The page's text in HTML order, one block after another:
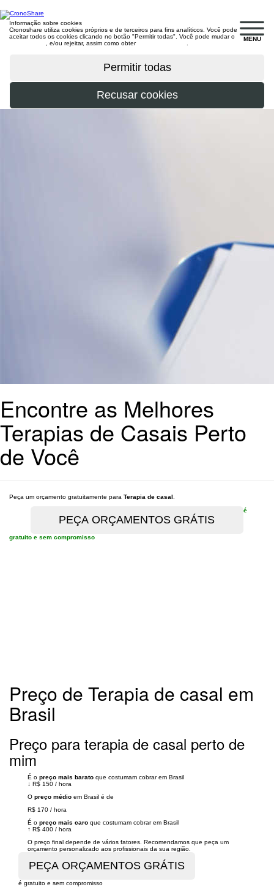
MENU
Informação sobre cookies
Cronoshare utiliza cookies próprios e de terceiros para fins analíticos. Você pode
aceitar todos os cookies clicando no botão "Permitir todas". Você pode mudar o
, e/ou rejeitar, assim como obter
Encontre as Melhores
Terapias de Casais Perto
de Você
Peça um orçamento gratuitamente para Terapia de casal
é
gratuito e sem compromisso
Preço de Terapia de casal em
Brasil
Preço para terapia de casal perto de
mim
É o preço mais barato que costumam cobrar em Brasil
↓ R$ 150 / hora
O preço médio em Brasil é de
R$ 170 / hora
É o preço mais caro que costumam cobrar em Brasil
↑ R$ 400 / hora
O preço final depende de vários fatores. Recomendamos que peça um
orçamento personalizado aos profissionais da sua região.
é gratuito e sem compromisso